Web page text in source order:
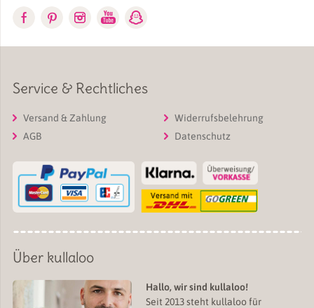
Service & Rechtliches
Versand & Zahlung
AGB
Widerrufsbelehrung
Datenschutz
Über kullaloo
Hallo, wir sind kullaloo!
Seit 2013 steht kullaloo für